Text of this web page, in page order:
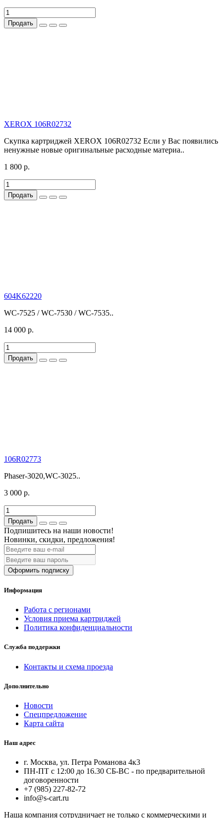
Продать
XEROX 106R02732
Скупка картриджей XEROX 106R02732 Если у Вас появились
ненужные новые оригинальные расходные материа..
1 800 р.
Продать
604K62220
WC-7525 / WC-7530 / WC-7535..
14 000 р.
Продать
106R02773
Phaser-3020,WC-3025..
3 000 р.
Продать
Подпишитесь на наши новости!
Новинки, скидки, предложения!
Оформить подписку
Информация
Работа с регионами
Условия приема картриджей
Политика конфиденциальности
Служба поддержки
Контакты и схема проезда
Дополнительно
Новости
Спецпредложение
Карта сайта
Наш адрес
г. Москва, ул. Петра Романова 4к3
ПН-ПТ с 12:00 до 16.30 СБ-ВС - по предварительной
договоренности
+7 (985) 227-82-72
info@s-cart.ru
Наша компания сотрудничает не только с коммерческими и